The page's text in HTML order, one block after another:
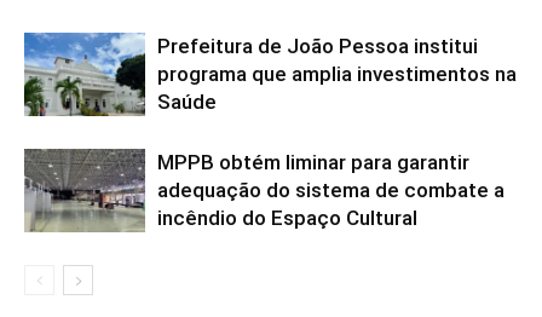
Prefeitura de João Pessoa institui
programa que amplia investimentos na
Saúde
MPPB obtém liminar para garantir
adequação do sistema de combate a
incêndio do Espaço Cultural